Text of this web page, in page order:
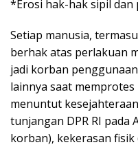
*Erosi hak-hak sipil
Setiap manusia,
berhak atas perlakuan
jadi korban
lainnya saat
menuntut
tunjangan DPR RI pada
korban), kekerasan